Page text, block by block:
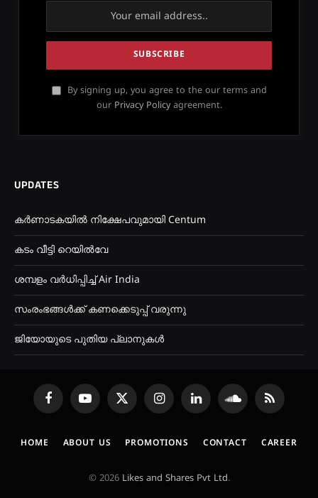
By signing up, you agree to the our terms and
our Privacy Policyagreement.
UPDATES
കർണാടകയിൽ നിക്ഷേപവുമായി Centum
കടം വീട്ടി റെയിൽവേ
ശമ്പളം വർധിപ്പിച്ച് Air India
സംരംഭങ്ങൾക്ക് കണക്കെടുപ്പ് വരുന്നു
ജിയോയുടെ പുതിയ പ്ലാനുകൾ
FacebookYouTubeX
InstagramLinkedInSoundCloud
RSS
HOME ABOUT US PROMOTIONS CONTACT CAREER
© 2026 Likes and Shares Pvt Ltd.